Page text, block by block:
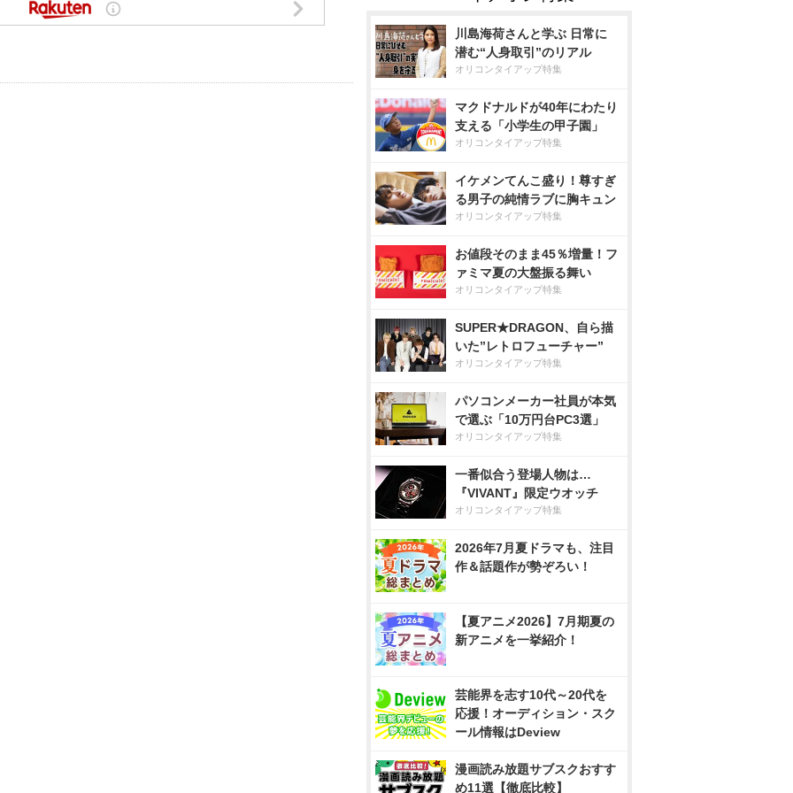
川島海荷さんと学ぶ 日常に
潜む“人身取引”のリアル
オリコンタイアップ特集
マクドナルドが40年にわたり
支える「小学生の甲子園」
オリコンタイアップ特集
イケメンてんこ盛り！尊すぎ
る男子の純情ラブに胸キュン
オリコンタイアップ特集
お値段そのまま45％増量！フ
ァミマ夏の大盤振る舞い
オリコンタイアップ特集
SUPER★DRAGON、自ら描
いた”レトロフューチャー”
オリコンタイアップ特集
パソコンメーカー社員が本気
で選ぶ「10万円台PC3選」
オリコンタイアップ特集
一番似合う登場人物は…
『VIVANT』限定ウオッチ
オリコンタイアップ特集
2026年7月夏ドラマも、注目
作＆話題作が勢ぞろい！
【夏アニメ2026】7月期夏の
新アニメを一挙紹介！
芸能界を志す10代～20代を
応援！オーディション・スク
ール情報はDeview
漫画読み放題サブスクおすす
め11選【徹底比較】